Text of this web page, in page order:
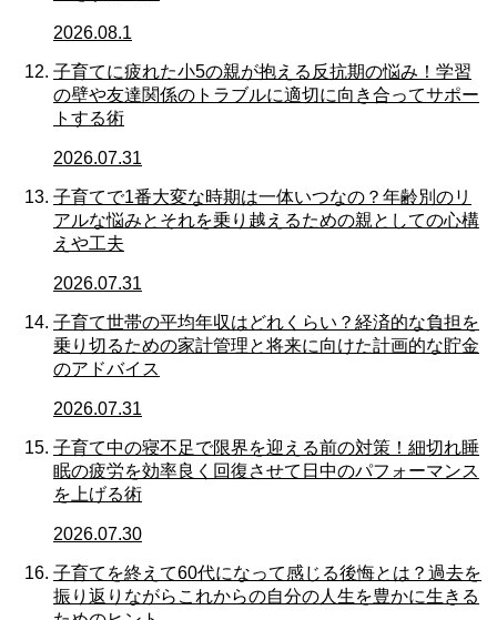
2026.08.1
子育てに疲れた小5の親が抱える反抗期の悩み！学習
の壁や友達関係のトラブルに適切に向き合ってサポー
トする術
2026.07.31
子育てで1番大変な時期は一体いつなの？年齢別のリ
アルな悩みとそれを乗り越えるための親としての心構
えや工夫
2026.07.31
子育て世帯の平均年収はどれくらい？経済的な負担を
乗り切るための家計管理と将来に向けた計画的な貯金
のアドバイス
2026.07.31
子育て中の寝不足で限界を迎える前の対策！細切れ睡
眠の疲労を効率良く回復させて日中のパフォーマンス
を上げる術
2026.07.30
子育てを終えて60代になって感じる後悔とは？過去を
振り返りながらこれからの自分の人生を豊かに生きる